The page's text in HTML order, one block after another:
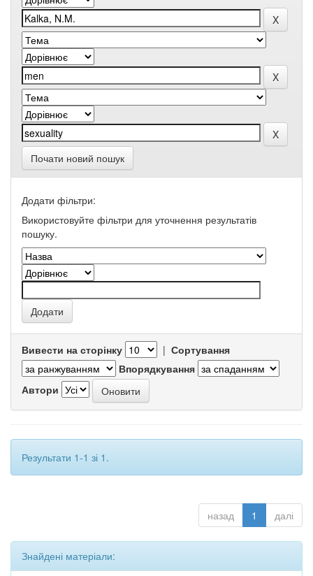
Почати новий пошук
Додати фільтри:
Використовуйте фільтри для уточнення результатів
пошуку.
Вивести на сторінку | Сортування
Впорядкування
Автори
Результати 1-1 зі 1.
назад 1 далі
Знайдені матеріали: